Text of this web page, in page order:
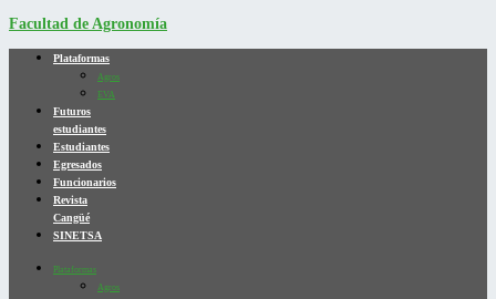
Facultad de Agronomía
Plataformas
Agros
EVA
Futuros
estudiantes
Estudiantes
Egresados
Funcionarios
Revista
Cangüé
SINETSA
Plataformas
Agros